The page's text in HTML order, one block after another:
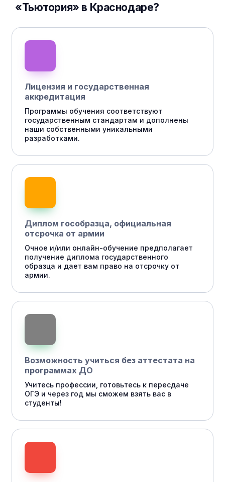
«Тьютория» в Краснодаре?
Лицензия и государственная
аккредитация
Программы обучения соответствуют
государственным стандартам и дополнены
наши собственными уникальными
разработками.
Диплом гособразца, официальная
отсрочка от армии
Очное и/или онлайн-обучение предполагает
получение диплома государственного
образца и дает вам право на отсрочку от
армии.
Возможность учиться без аттестата на
программах ДО
Учитесь профессии, готовьтесь к пересдаче
ОГЭ и через год мы сможем взять вас в
студенты!